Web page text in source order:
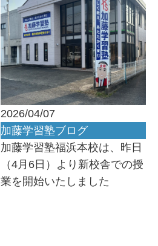
2026/04/07
加藤学習塾ブログ
加藤学習塾福浜本校は、昨日
（4月6日）より新校舎での授
業を開始いたしました